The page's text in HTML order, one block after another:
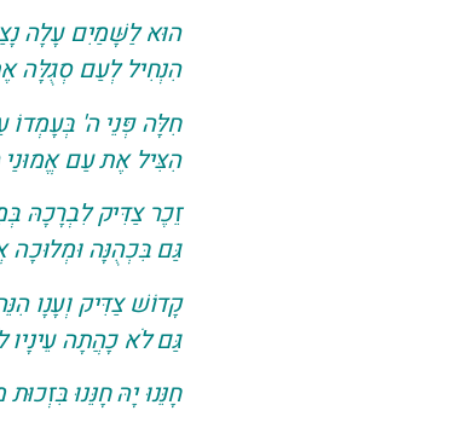
הוּא לַשָּׁמַיִם עָלָה
הִנְחִיל לְעַם סְגֻלָּה
חִלָּה פְּנֵי ה' בְּעָמְדוֹ
הִצִּיל אֶת עַם אֱמוּנַי
זֵכֶר צַדִּיק לִבְרָכָהּ
גַּם בִּכְהֻנָּה וּמְלוּכָה
קָדוֹשׁ צַדִּיק וְעָנָו
גַּם לֹא כָהֲתָה עֵינָיו
חָנֵּנוּ יָהּ חָנֵּנוּ